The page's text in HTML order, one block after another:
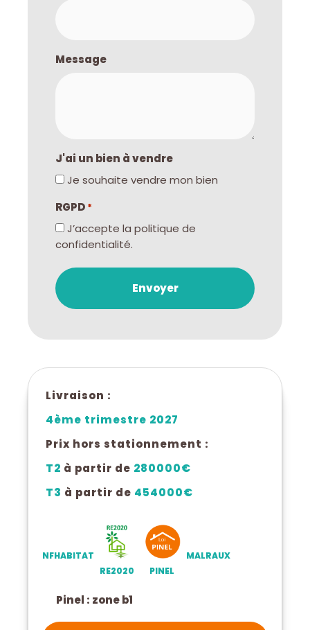
Message
J'ai un bien à vendre
Je souhaite vendre mon bien
RGPD *
J’accepte la politique de
confidentialité.
Livraison :
4ème trimestre 2027
Prix hors stationnement :
T2 à partir de 280000€
T3 à partir de 454000€
NFHABITAT
RE2020
PINEL
MALRAUX
pinel : zone b1